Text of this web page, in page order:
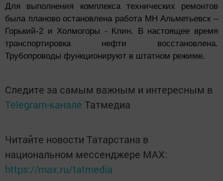
Для выполнения комплекса технических ремонтов
была планово остановлена работа МН Альметьевск –
Горький-2 и Холмогоры - Клин. В настоящее время
транспортировка нефти восстановлена.
Трубопроводы функционируют в штатном режиме.
Следите за самым важным и интересным в
Telegram-канале Татмедиа
Читайте новости Татарстана в
национальном мессенджере MАХ:
https://max.ru/tatmedia